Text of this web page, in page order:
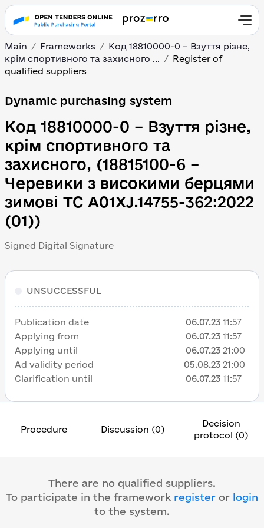
Main Frameworks
Код 18810000-0 – Взуття різне,
крім спортивного та захисного ...
Register of
qualified suppliers
Dynamic purchasing system
Код 18810000-0 – Взуття різне,
крім спортивного та
захисного, (18815100-6 –
Черевики з високими берцями
зимові ТС А01ХJ.14755-362:2022
(01))
Signed Digital Signature
Procedure Discussion (0)
Decision
protocol (0)
There are no qualified suppliers.
To participate in the framework register or login
to the system.
UNSUCCESSFUL
Publication date 06.07.23 11:57
Applying from
06.07.23 11:57
Applying until
06.07.23 21:00
Ad validity period
05.08.23 21:00
Clarification until
06.07.23 11:57